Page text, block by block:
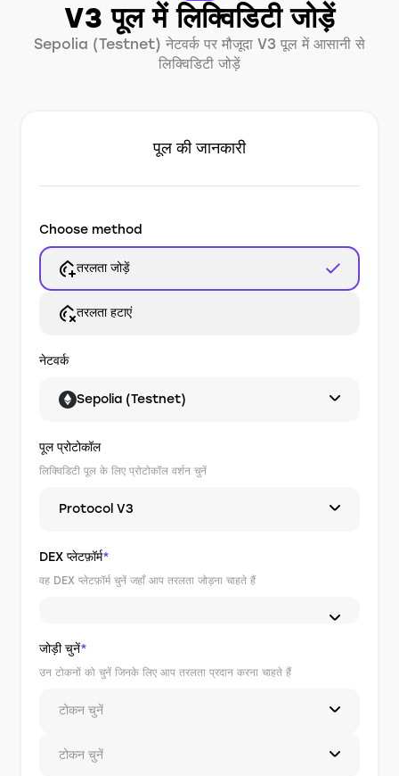
V3 पूल में लिक्विडिटी जोड़ें
Sepolia (Testnet) नेटवर्क पर मौजूदा V3 पूल में आसानी से
लिक्विडिटी जोड़ें
पूल की जानकारी
Choose method
तरलता जोड़ें
तरलता हटाएं
नेटवर्क
Sepolia (Testnet)
पूल प्रोटोकॉल
लिक्विडिटी पूल के लिए प्रोटोकॉल वर्शन चुनें
Protocol V3
DEX प्लेटफ़ॉर्म*
वह DEX प्लेटफ़ॉर्म चुनें जहाँ आप तरलता जोड़ना चाहते हैं
जोड़ी चुनें*
उन टोकनों को चुनें जिनके लिए आप तरलता प्रदान करना चाहते हैं
टोकन चुनें
टोकन चुनें